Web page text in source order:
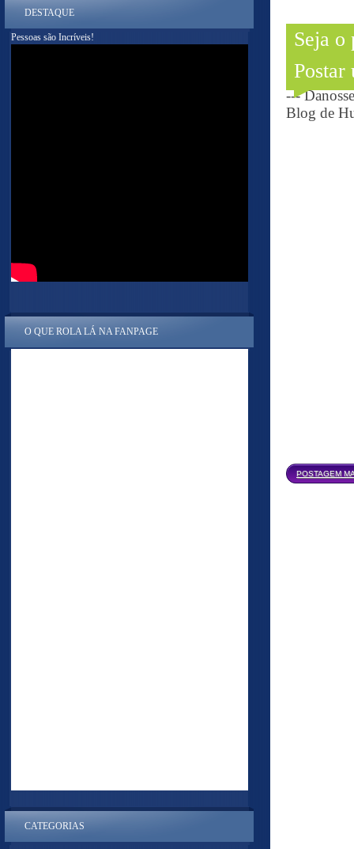
Seja o
Postar
---
Blog de
POSTAGEM
DESTAQUE
Pessoas são Incríveis!
O QUE ROLA LÁ NA FANPAGE
CATEGORIAS